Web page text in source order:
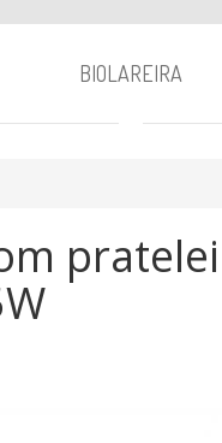
BIOLAREIRA